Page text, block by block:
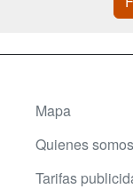
Mapa
Quienes somos
Tarifas